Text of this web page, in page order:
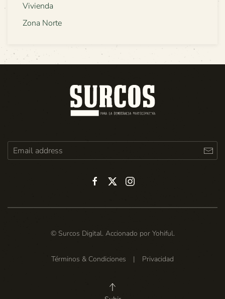
Vivienda
Zona Norte
© Surcos Digital. Accionado por Yohiful.
Términos & Condiciones | Privacidad